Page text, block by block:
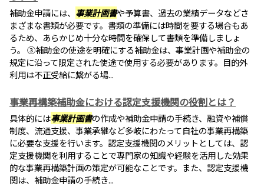
補助金申請には、 事業計画書や予算書、過去の業績データなどさ
まざまな書類が必要です。書類の準備には時間を要する場合もあ
るため、あらかじめ十分な時間を確保して書類を準備しましょ
う。 ③補助金の使途を明確にする補助金は、事業計画や補助金の
規定に沿って限定された使途で使用する必要があります。目的外
利用は不正受給に繋がる場...
事業再構築補助金における認定支援機関の役割とは？
具体的には事業計画書の作成や補助金申請の手続き、融資や補償
制度、流通支援、事業承継など多岐にわたって自社の事業再構築
に必要な支援を行います。認定支援機関のメリットとしては、認
定支援機関を利用することで専門家の知識や経験を活用した効果
的な事業再構築計画の策定が可能なことです。また、認定支援機
関は、補助金申請の手続き...